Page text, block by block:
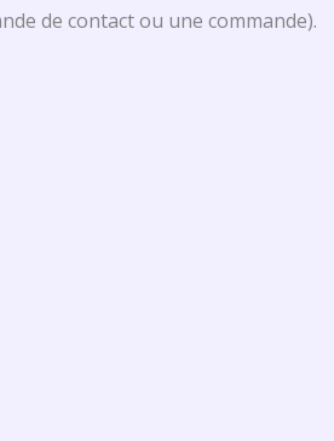
de contact ou une commande).